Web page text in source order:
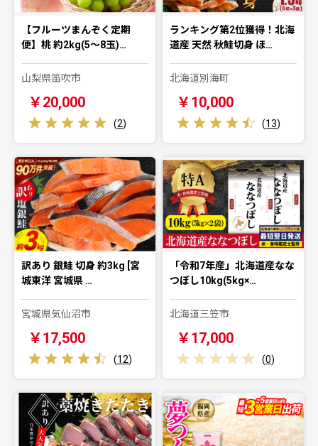
【フルーツまんぞく定期
便】桃 約2kg(5～8玉)…
山梨県笛吹市
￥20,000
(2)
ランキング第2位獲得！北海
道産 天然 秋鮭切身 ほ…
北海道別海町
￥10,000
(13)
訳あり 銀鮭 切身 約3kg [宮
城東洋 宮城県 …
宮城県気仙沼市
￥17,500
(12)
「令和7年産」北海道産なな
つぼし10kg(5kg×…
北海道三笠市
￥17,000
(0)